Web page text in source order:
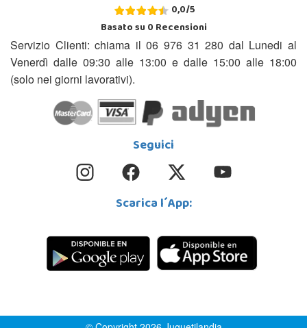
0,0/5
Basato su0Recensioni
Servizio Clienti: chiama il 06 976 31 280 dal Lunedi al
Venerdì dalle 09:30 alle 13:00 e dalle 15:00 alle 18:00
(solo nei giorni lavorativi).
Seguici
Scarica l´App: